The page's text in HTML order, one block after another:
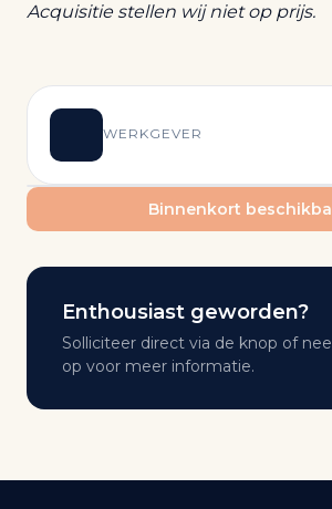
Acquisitie stellen wij niet op prijs.
WERKGEVER
Binnenkort
Enthousiast geworden?
Solliciteer direct via de knop of
op voor meer informatie.